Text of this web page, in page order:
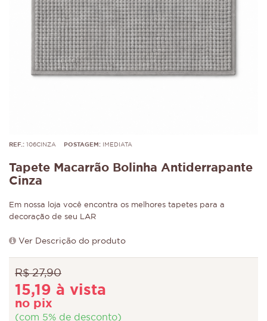
REF.: 106CINZA POSTAGEM: IMEDIATA
Tapete Macarrão Bolinha Antiderrapante
Cinza
Em nossa loja você encontra os melhores tapetes para a
decoração de seu LAR
Ver Descrição do produto
R$ 27,90
15,19 à vista
no pix
(com 5% de desconto)